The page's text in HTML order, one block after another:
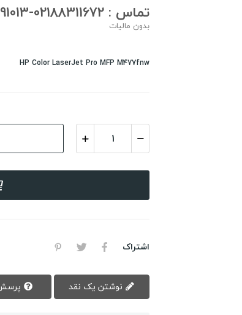
تماس : 02188311672-02188491013
بدون مالیات
HP Color LaserJet Pro MFP M477fnw
اشتراک